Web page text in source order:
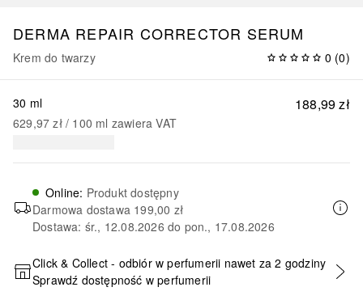
DERMA REPAIR CORRECTOR SERUM
Krem do twarzy 0 (0)
188,99 zł
30 ml
629,97 zł / 100 ml zawiera VAT
Online: Produkt dostępny
Darmowa dostawa 199,00 zł
Dostawa: śr., 12.08.2026 do pon., 17.08.2026
DODAJ DO KOSZYKA
Click & Collect - odbiór w perfumerii nawet za 2 godziny
Sprawdź dostępność w perfumerii